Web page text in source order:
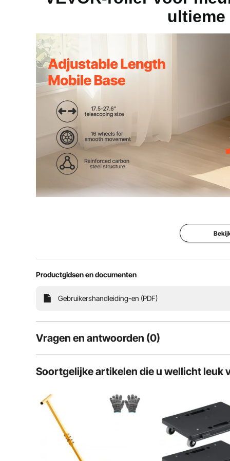
Uitgebreid formaat 21,5 x 1,5
Formaat niet uitgevouwen 13,35 x 1,5
Productgewicht
verplaatsen zonder dat je op je tenen hoeft te
Gekraste vloeren behoren tot het verleden. Ons
stopt snel en past zich
Productgidsen en documenten
Gebruikershandleiding-en (PDF)
Vragen en antwoorden (0)
Is het product duurzaam? ...
Stel de eerste vraag
Soortgelijke artikelen die u wellicht leuk